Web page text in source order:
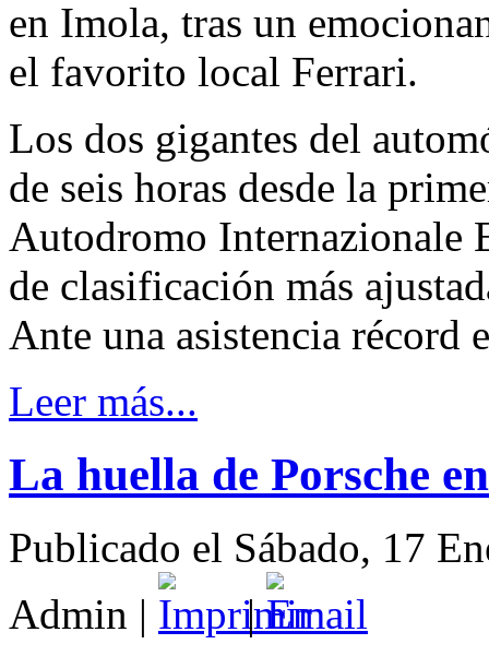
en Imola, tras un
el favorito local Ferrari.
Los dos gigantes del
de seis horas desde la
Autodromo Internazionale
de clasificación más
Ante una asistencia récord
Leer más...
La huella de Porsche
Publicado el Sábado, 17
Admin |
|